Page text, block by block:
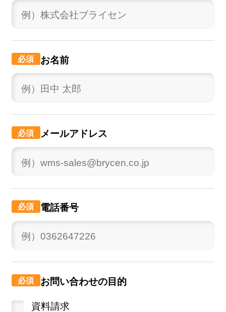
お名前
メールアドレス
電話番号
お問い合わせの目的
資料請求